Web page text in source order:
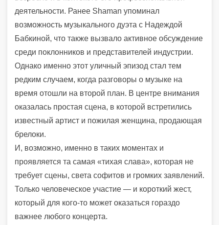
деятельности. Ранее Shaman упоминал
возможность музыкального дуэта с Надеждой
Бабкиной, что также вызвало активное обсуждение
среди поклонников и представителей индустрии.
Однако именно этот уличный эпизод стал тем
редким случаем, когда разговоры о музыке на
время отошли на второй план. В центре внимания
оказалась простая сцена, в которой встретились
известный артист и пожилая женщина, продающая
брелоки.
И, возможно, именно в таких моментах и
проявляется та самая «тихая слава», которая не
требует сцены, света софитов и громких заявлений.
Только человеческое участие — и короткий жест,
который для кого-то может оказаться гораздо
важнее любого концерта.